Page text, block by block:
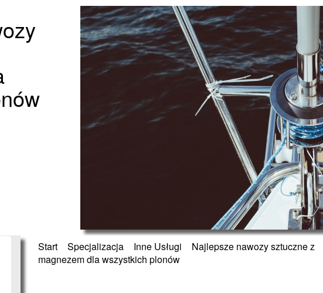
Start» Specjalizacja» Inne Usługi
Najlepsze nawozy sztuczne z
magnezem dla wszystkich plonów